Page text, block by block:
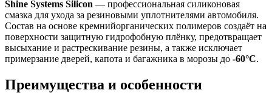
Shine Systems Silicon — профессиональная силиконовая
смазка для ухода за резиновыми уплотнителями автомобиля.
Состав на основе кремнийорганических полимеров создаёт на
поверхности защитную гидрофобную плёнку, предотвращает
высыхание и растрескивание резины, а также исключает
примерзание дверей, капота и багажника в морозы до -60°C.
Преимущества и особенности